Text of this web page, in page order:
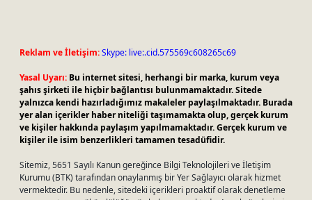
Reklam ve İletişim:Skype: live:.cid.575569c608265c69
Yasal Uyarı: Bu internet sitesi, herhangi bir marka, kurum veya
şahıs şirketi ile hiçbir bağlantısı bulunmamaktadır. Sitede
yalnızca kendi hazırladığımız makaleler paylaşılmaktadır. Burada
yer alan içerikler haber niteliği taşımamakta olup, gerçek kurum
ve kişiler hakkında paylaşım yapılmamaktadır. Gerçek kurum ve
kişiler ile isim benzerlikleri tamamen tesadüfidir.
Sitemiz, 5651 Sayılı Kanun gereğince Bilgi Teknolojileri ve İletişim
Kurumu (BTK) tarafından onaylanmış bir Yer Sağlayıcı olarak hizmet
vermektedir. Bu nedenle, sitedeki içerikleri proaktif olarak denetleme